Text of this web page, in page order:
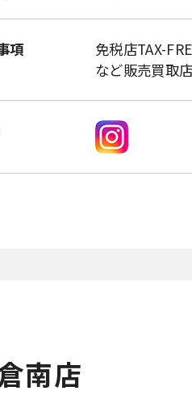
項
免税店TAX-
など販売買取店
南店